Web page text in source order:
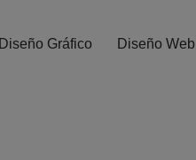
Diseño Gráfico Diseño Web